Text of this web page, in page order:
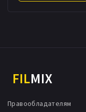
FILMIX
Правообладателям